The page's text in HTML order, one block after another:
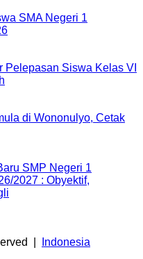
SMA Negeri 1
Pelepasan Siswa Kelas VI
di Wononulyo, Cetak
SMP Negeri 1
2027 : Obyektif,
|
Indonesia